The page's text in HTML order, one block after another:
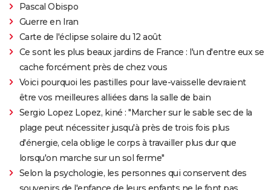
Pascal Obispo
Guerre en Iran
Carte de l'éclipse solaire du 12 août
Ce sont les plus beaux jardins de France : l'un d'entre eux se
cache forcément près de chez vous
Voici pourquoi les pastilles pour lave-vaisselle devraient
être vos meilleures alliées dans la salle de bain
Sergio Lopez Lopez, kiné : "Marcher sur le sable sec de la
plage peut nécessiter jusqu'à près de trois fois plus
d'énergie, cela oblige le corps à travailler plus dur que
lorsqu'on marche sur un sol ferme"
Selon la psychologie, les personnes qui conservent des